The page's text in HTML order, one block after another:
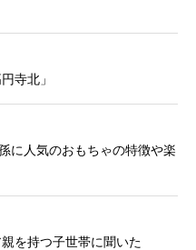
寺北」
に人気のおもちゃの特徴や楽
を持つ子世帯に聞いた